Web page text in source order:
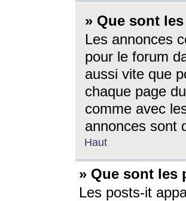
» Que sont
Les annonces
pour le forum
aussi vite que
chaque page
comme avec
annonces sont
Haut
» Que sont les
Les posts-it